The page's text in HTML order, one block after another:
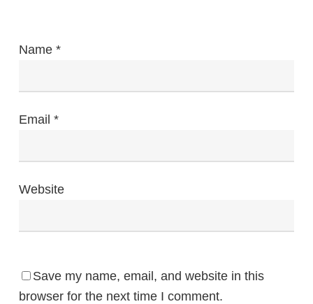
Name *
Email *
Website
Save my name, email, and website in this
browser for the next time I comment.